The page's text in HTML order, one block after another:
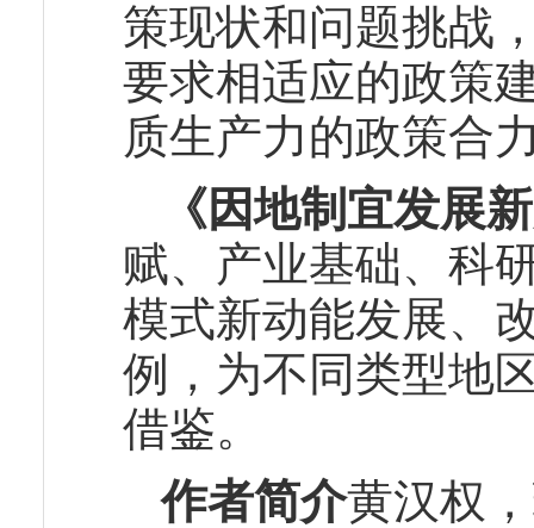
策现状和问题挑战
要求相适应的政策
质生产力的政策合
《因地制宜发展
赋、产业基础、科
模式新动能发展、
例，为不同类型地
借鉴。
作者简介黄汉权